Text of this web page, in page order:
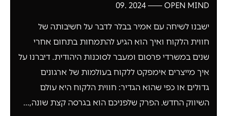
OPEN MIND
2024 .09
ישבנו לשיחה עם אמיר בבלר לדבר על חשיבותה של
חווית הלקוח ואיך הוא הגיע להתמחות בתחום אחרי
שנים במשרדי פרסום ומעבר לסוכנות היהודית. דיברנו על
איך מייצרים אימפקט ללקוח בעולמות של ארגונים
גדולים או כפי שהוא הגדיר: חווית הלקוח היא עולם
השיווק החדש. הפרק שלפניכם הוא בגרסה קצת שונה,...